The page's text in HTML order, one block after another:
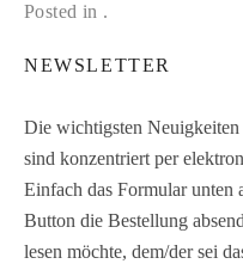
Posted in .
NEWSLETTER
Die wichtigsten
sind konzentriert per
Einfach das Formular
Button die Bestellung
lesen möchte, dem/der sei